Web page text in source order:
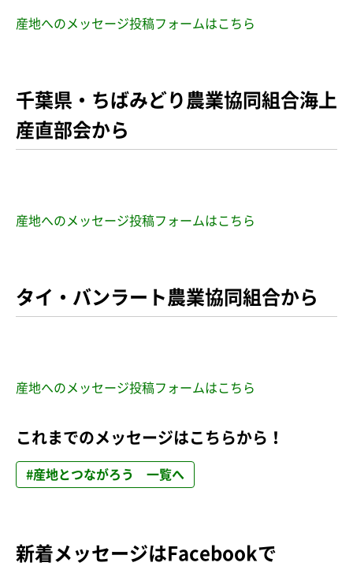
産地へのメッセージ投稿フォームはこちら
千葉県・ちばみどり農業協同組合海上
産直部会から
産地へのメッセージ投稿フォームはこちら
タイ・バンラート農業協同組合から
産地へのメッセージ投稿フォームはこちら
これまでのメッセージはこちらから！
#産地とつながろう 一覧へ
新着メッセージはFacebookで